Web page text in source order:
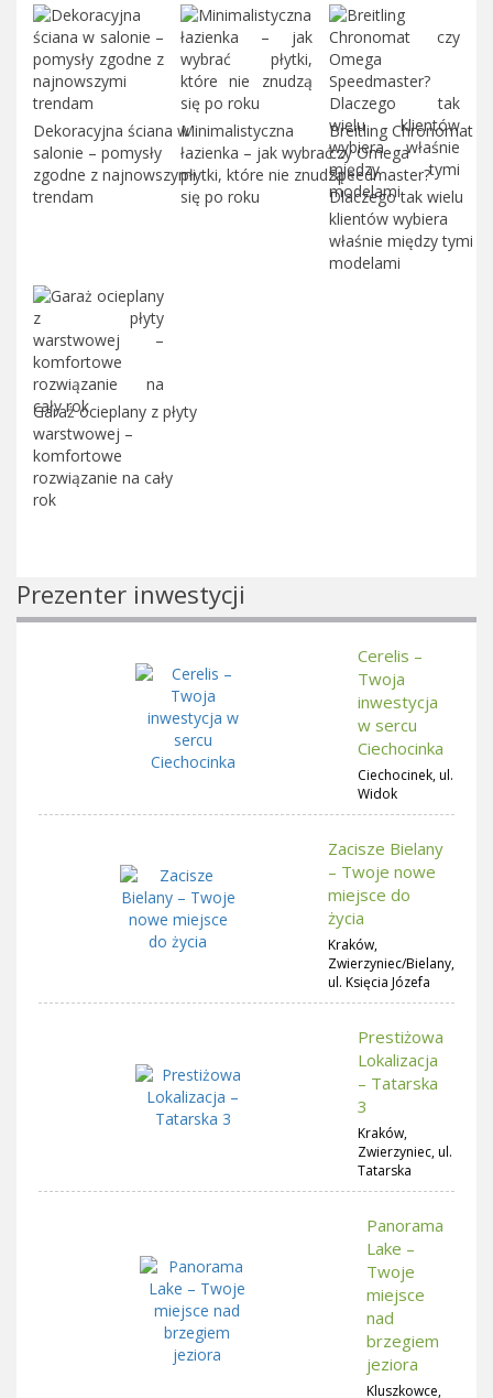
Dekoracyjna ściana w
salonie – pomysły
zgodne z najnowszymi
trendam
Minimalistyczna
łazienka – jak wybrać
płytki, które nie znudzą
się po roku
Breitling Chronomat
czy Omega
Speedmaster?
Dlaczego tak wielu
klientów wybiera
właśnie między tymi
modelami
Garaż ocieplany z płyty
warstwowej –
komfortowe
rozwiązanie na cały
rok
Prezenter inwestycji
Cerelis –
Twoja
inwestycja
w sercu
Ciechocinka
Ciechocinek, ul.
Widok
Zacisze Bielany
– Twoje nowe
miejsce do
życia
Kraków,
Zwierzyniec/Bielany,
ul. Księcia Józefa
Prestiżowa
Lokalizacja
– Tatarska
3
Kraków,
Zwierzyniec, ul.
Tatarska
Panorama
Lake –
Twoje
miejsce
nad
brzegiem
jeziora
Kluszkowce,